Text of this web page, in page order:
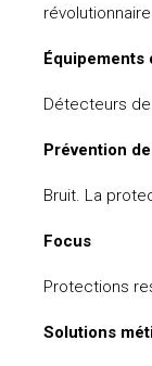
Équipements
Détecteurs
Prévention
Bruit. La
Focus
Protections
Solutions